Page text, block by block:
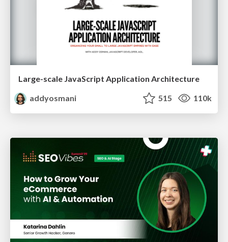
Large-scale JavaScript Application Architecture
addyosmani
515 110k